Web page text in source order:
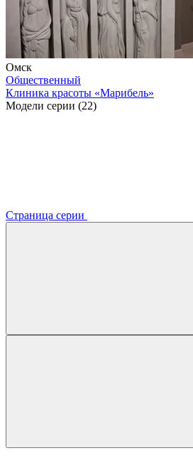
Омск
Общественный
Клиника красоты «Марибель»
Модели серии (22)
Страница серии